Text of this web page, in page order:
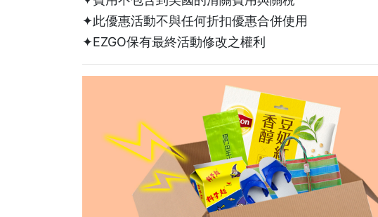
✦此優惠活動不與任何折扣優惠合併使用
✦EZGO保有最終活動修改之權利